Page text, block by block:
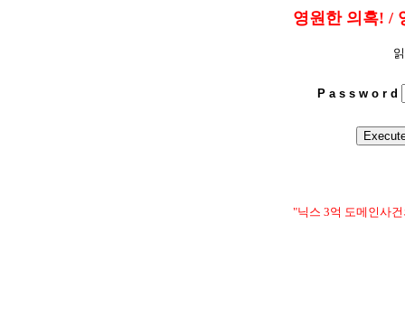
영원한 의혹! /
P a s s w o r d
"닉스 3억 도메인사